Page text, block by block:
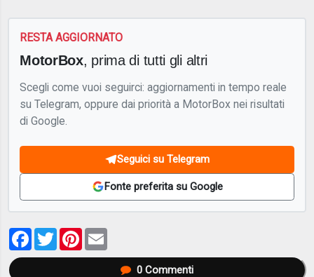
RESTA AGGIORNATO
MotorBox, prima di tutti gli altri
Scegli come vuoi seguirci: aggiornamenti in tempo reale
su Telegram, oppure dai priorità a MotorBox nei risultati
di Google.
Seguici su Telegram
Fonte preferita su Google
Facebook
TwitterPinterest
0Commenti